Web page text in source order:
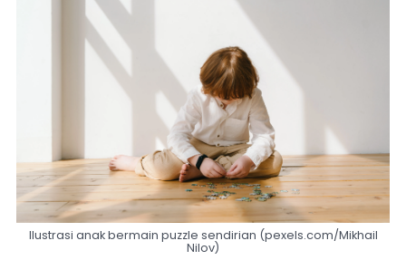
Ilustrasi anak bermain puzzle sendirian (pexels.com/Mikhail
Nilov)